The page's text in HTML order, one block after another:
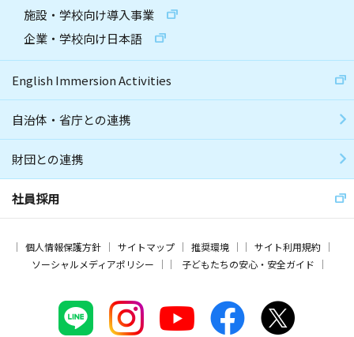
施設・学校向け導入事業
企業・学校向け日本語
English Immersion Activities
自治体・省庁との連携
財団との連携
社員採用
個人情報保護方針 サイトマップ 推奨環境
サイト利用規約
ソーシャルメディアポリシー
子どもたちの安心・安全ガイド